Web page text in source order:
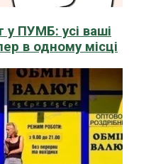
у ПУМБ: усі ваші
в одному місці